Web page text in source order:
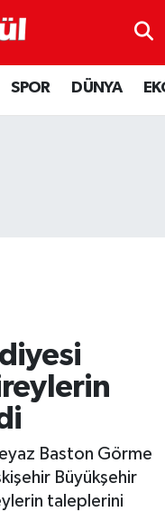
SPOR DÜNYA
Baston Görme
Büyükşehir
taleplerini